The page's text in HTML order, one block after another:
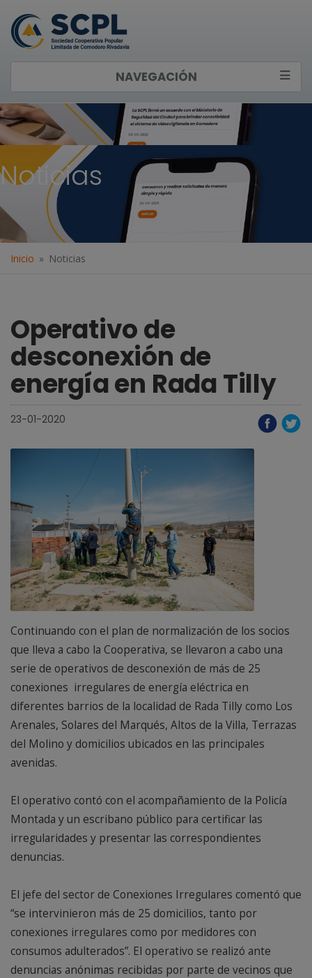
NAVEGACIÓN
Noticias
Inicio Noticias
Operativo de
desconexión de
energía en Rada Tilly
23-01-2020
Continuando con el plan de normalización de los socios
que lleva a cabo la Cooperativa, se llevaron a cabo una
serie de operativos de desconexión de más de 25
conexiones irregulares de energía eléctrica en
diferentes barrios de la localidad de Rada Tilly como Los
Arenales, Solares del Marqués, Altos de la Villa, Terrazas
del Molino y domicilios ubicados en las principales
avenidas.
El operativo contó con el acompañamiento de la Policía
Montada y un escribano público para certificar las
irregularidades y presentar las correspondientes
denuncias.
El jefe del sector de Conexiones Irregulares comentó que
“se intervinieron más de 25 domicilios, tanto por
conexiones irregulares como por medidores con
consumos adulterados”. El operativo se realizó ante
denuncias anónimas recibidas por parte de vecinos que